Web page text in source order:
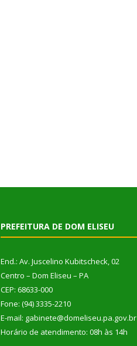
PREFEITURA DE DOM ELISEU
End.: Av. Juscelino Kubitscheck, 02
Centro – Dom Eliseu – PA
CEP: 68633-000
Fone: (94) 3335-2210
E-mail: gabinete@domeliseu.pa.gov.br
Horário de atendimento: 08h às 14h